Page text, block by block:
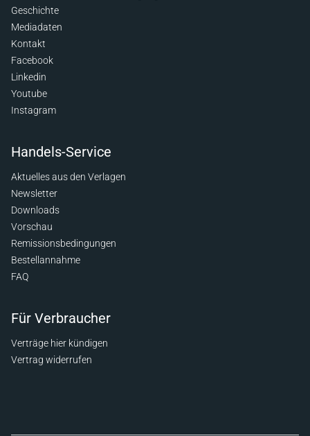
Geschichte
Mediadaten
Kontakt
Facebook
Linkedin
Youtube
Instagram
Handels-Service
Aktuelles aus den Verlagen
Newsletter
Downloads
Vorschau
Remissionsbedingungen
Bestellannahme
FAQ
Für Verbraucher
Verträge hier kündigen
Vertrag widerrufen